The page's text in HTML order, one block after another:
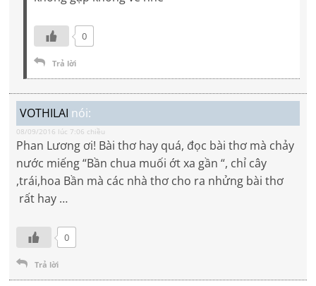
0
Trả lời
VOTHILAI nói:
08/09/2016 lúc 7:06 chiều
Phan Lương ơi! Bài thơ hay quá, đọc bài thơ mà chảy
nước miếng “Bần chua muối ớt xa gần “, chỉ cây
,trái,hoa Bần mà các nhà thơ cho ra nhửng bài thơ
rất hay …
0
Trả lời